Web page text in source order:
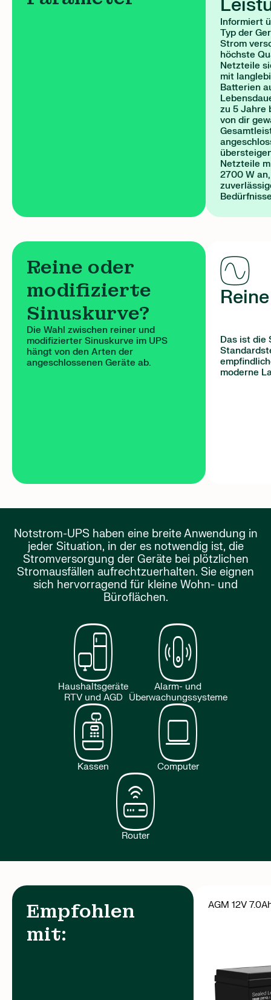
Informiert
Typ der
Strom
höchste
Netzteile
mit
Batterien
zu 5 Jahre
von dir
Netzteile
2700 W
Reine oder
modifizierte
Sinuskurve?
Die Wahl zwischen reiner und
modifizierter Sinuskurve im UPS
hängt von den Arten der
angeschlossenen Geräte ab.
Das ist die
moderne
Notstrom-UPS haben eine breite Anwendung in
jeder Situation, in der es notwendig ist, die
Stromversorgung der Geräte bei plötzlichen
Stromausfällen aufrechtzuerhalten. Sie eignen
sich hervorragend für kleine Wohn- und
Büroflächen.
Haushaltsgeräte
RTV und AGD
Alarm- und
Überwachungssysteme
Kassen Computer
Router
Empfohlen
mit:
AGM 12V